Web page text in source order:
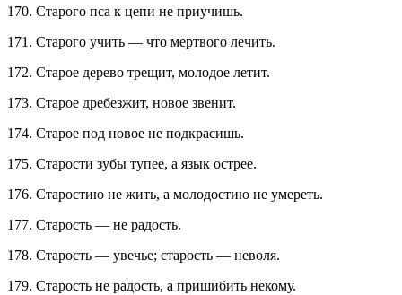
170. Старого пса к цепи не приучишь.
171. Старого учить — что мертвого лечить.
172. Старое дерево трещит, молодое летит.
173. Старое дребезжит, новое звенит.
174. Старое под новое не подкрасишь.
175. Старости зубы тупее, а язык острее.
176. Старостию не жить, а молодостию не умереть.
177. Старость — не радость.
178. Старость — увечье; старость — неволя.
179. Старость не радость, а пришибить некому.